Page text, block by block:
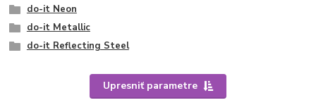
do-it Neon
do-it Metallic
do-it Reflecting Steel
Upresniť parametre